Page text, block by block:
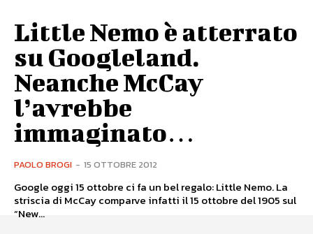
Little Nemo è atterrato
su Googleland.
Neanche McCay
l’avrebbe
immaginato…
PAOLO BROGI - 15 OTTOBRE 2012
Google oggi 15 ottobre ci fa un bel regalo: Little Nemo. La
striscia di McCay comparve infatti il 15 ottobre del 1905 sul
“New...